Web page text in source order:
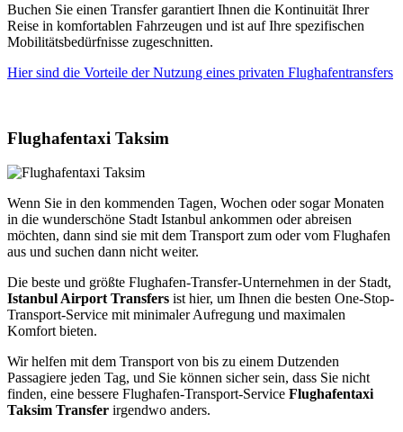
Buchen Sie einen Transfer garantiert Ihnen die Kontinuität Ihrer
Reise in komfortablen Fahrzeugen und ist auf Ihre spezifischen
Mobilitätsbedürfnisse zugeschnitten.
Hier sind die Vorteile der Nutzung eines privaten Flughafentransfers
Flughafentaxi Taksim
Wenn Sie in den kommenden Tagen, Wochen oder sogar Monaten
in die wunderschöne Stadt Istanbul ankommen oder abreisen
möchten, dann sind sie mit dem Transport zum oder vom Flughafen
aus und suchen dann nicht weiter.
Die beste und größte Flughafen-Transfer-Unternehmen in der Stadt,
Istanbul Airport Transfers ist hier, um Ihnen die besten One-Stop-
Transport-Service mit minimaler Aufregung und maximalen
Komfort bieten.
Wir helfen mit dem Transport von bis zu einem Dutzenden
Passagiere jeden Tag, und Sie können sicher sein, dass Sie nicht
finden, eine bessere Flughafen-Transport-Service Flughafentaxi
Taksim Transfer irgendwo anders.